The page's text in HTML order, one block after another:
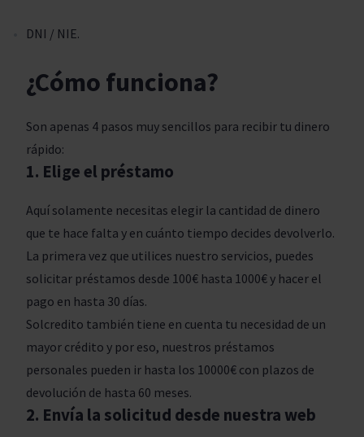
DNI / NIE.
¿Cómo funciona?
Son apenas 4 pasos muy sencillos para recibir tu dinero
rápido:
1. Elige el préstamo
Aquí solamente necesitas elegir la cantidad de dinero
que te hace falta y en cuánto tiempo decides devolverlo.
La primera vez que utilices nuestro servicios, puedes
solicitar préstamos desde 100€ hasta 1000€ y hacer el
pago en hasta 30 días.
Solcredito también tiene en cuenta tu necesidad de un
mayor crédito y por eso, nuestros préstamos
personales pueden ir hasta los 10000€ con plazos de
devolución de hasta 60 meses.
2. Envía la solicitud desde nuestra web